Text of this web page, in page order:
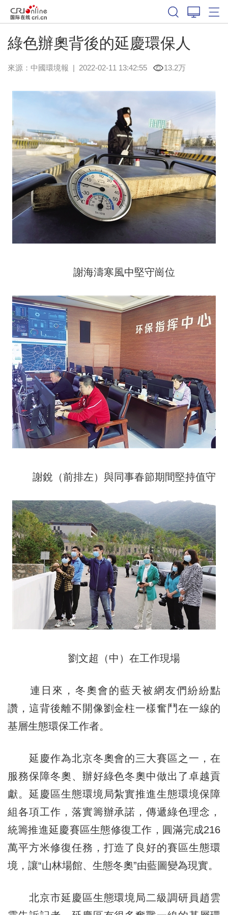
綠色辦奧背後的延慶環保人
來源： 中國環境報 | 2022-02-11 13:42:55 13.2万
謝海濤寒風中堅守崗位
謝銳（前排左）與同事春節期間堅持值守
劉文超（中）在工作現場
連日來，冬奧會的藍天被網友們紛紛點
讚，這背後離不開像劉金柱一樣奮鬥在一線的
基層生態環保工作者。
延慶作為北京冬奧會的三大賽區之一，在
服務保障冬奧、辦好綠色冬奧中做出了卓越貢
獻。延慶區生態環境局紮實推進生態環境保障
組各項工作，落實籌辦承諾，傳遞綠色理念，
統籌推進延慶賽區生態修復工作，圓滿完成216
萬平方米修復任務，打造了良好的賽區生態環
境，讓“山林場館、生態冬奧”由藍圖變為現實。
北京市延慶區生態環境局二級調研員趙雲